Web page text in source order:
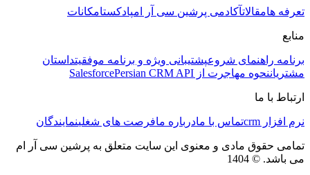
تعرفه هامقالاتآکادمی پرشین سی آر امپادکستامکانات
منابع
برنامه راهنمای شروعپشتیبانی ویژه و برنامه موفقیتداستان
مشتریاننحوه مهاجرت از Salesforce Persian CRM API
ارتباط با ما
نرم افزار crm تماس با مادرباره مافرصت های شغلینمایندگان
تمامی حقوق مادی و معنوی این سایت متعلق به پرشین سی آر ام
می باشد. © 1404